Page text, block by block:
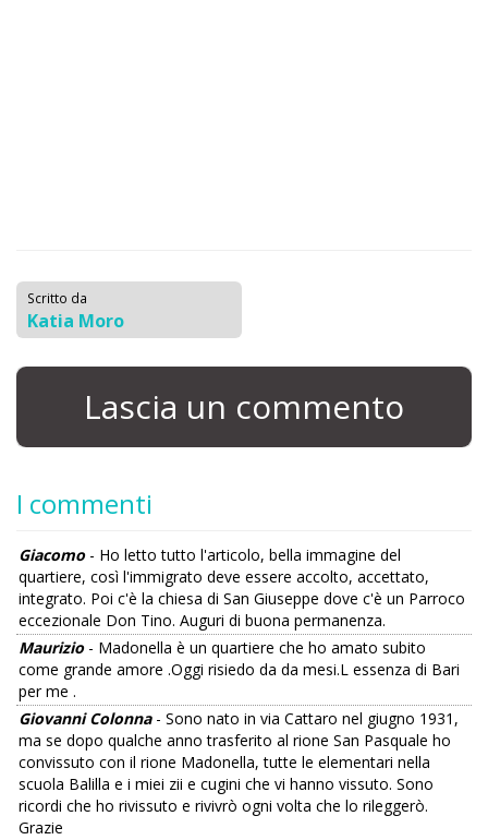
Scritto da
Katia Moro
Lascia un commento
I commenti
Giacomo - Ho letto tutto l'articolo, bella immagine del
quartiere, così l'immigrato deve essere accolto, accettato,
integrato. Poi c'è la chiesa di San Giuseppe dove c'è un Parroco
eccezionale Don Tino. Auguri di buona permanenza.
Maurizio- Madonella è un quartiere che ho amato subito
come grande amore .Oggi risiedo da da mesi.L essenza di Bari
per me .
Giovanni Colonna- Sono nato in via Cattaro nel giugno 1931,
ma se dopo qualche anno trasferito al rione San Pasquale ho
convissuto con il rione Madonella, tutte le elementari nella
scuola Balilla e i miei zii e cugini che vi hanno vissuto. Sono
ricordi che ho rivissuto e rivivrò ogni volta che lo rileggerò.
Grazie